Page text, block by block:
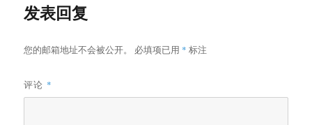
发表回复
您的邮箱地址不会被公开。 必填项已用 * 标注
评论 *